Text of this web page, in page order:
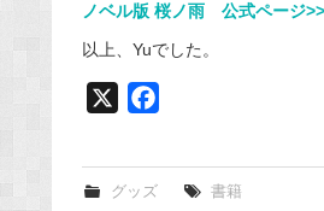
ノベル版 桜ノ雨 公式ページ>>
以上、Yuでした。
グッズ 書籍